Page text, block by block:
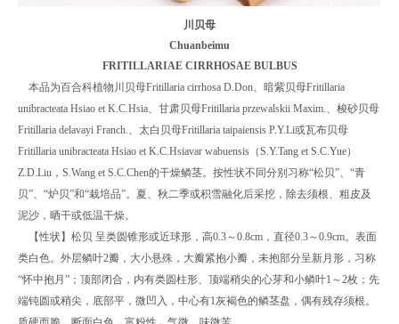
川贝母
Chuanbeimu
FRITILLARIAE CIRRHOSAE BULBUS
本品为百合科植物川贝母Fritillaria cirrhosa D.Don、暗紫贝母Fritillaria
unibracteata Hsiao et K.C.Hsia、甘肃贝母Fritillaria przewalskii Maxim.、梭砂贝母
Fritillaria delavayi Franch.、太白贝母Fritillaria taipaiensis P.Y.Li或瓦布贝母
Fritillaria unibracteata Hsiao et K.C.Hsiavar wabuensis（S.Y.Tang et S.C.Yue）
Z.D.Liu，S.Wang et S.C.Chen的干燥鳞茎。按性状不同分别习称“松贝”、“青
贝”、“炉贝”和“栽培品”。夏、秋二季或积雪融化后采挖，除去须根、粗皮及
泥沙，晒干或低温干燥。
【性状】松贝 呈类圆锥形或近球形，高0.3～0.8cm，直径0.3～0.9cm。表面
类白色。外层鳞叶2瓣，大小悬殊，大瓣紧抱小瓣，未抱部分呈新月形，习称
“怀中抱月”；顶部闭合，内有类圆柱形、顶端稍尖的心芽和小鳞叶1～2枚；先
端钝圆或稍尖，底部平，微凹入，中心有1灰褐色的鳞茎盘，偶有残存须根。